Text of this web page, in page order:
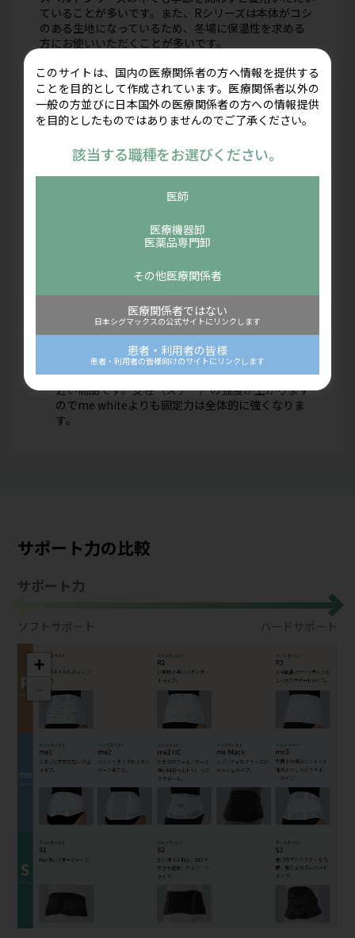
ていることが多いです。また、Rシリーズは本体がコシ
のある生地になっているため、冬場に保温性を求める
方にお使いいただくことが多いです。
現在販売終了してしまった
商品の後継品を知りたい
それ以前の商品変更につきましては、ご要望に合わせ
E2：me1が製品仕様が全く同一の商品で商品名のみ
旧me1：現me1が薄手のメッシュタイプとして近い
商品になります。
SOFT：R1が補助ベルトの無い本体のみの商品とし
てご提案しております。支柱（ステー）が無い商品
をお望みでしたらSHORTがありますが、幅や固定方
法が異なります。
me white：me2 HCが前合わせの硬質メッシュなど
近い商品です。支柱（ステー）の強度が上がります
のでme whiteよりも固定力は全体的に強くなりま
す。
サポート力の比較
サポート力
ソフトサポート ハードサポート
+
このサイトは、国内の医療関係者の方へ情報を提供する
ことを目的として作成されています。医療関係者以外の
一般の方並びに日本国外の医療関係者の方への情報提供
を目的としたものではありませんのでご了承ください。
該当する職種をお選びください。
医師
医療機器卸
医薬品専門卸
その他医療関係者
医療関係者ではない
日本シグマックスの公式サイトにリンクします
患者・利用者の皆様
患者・利用者の皆様向けのサイトにリンクします